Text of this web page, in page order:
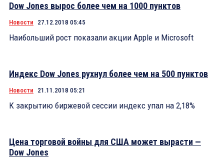
Dow Jones вырос более чем на 1000 пунктов
Новости 27.12.2018 05:45
Наибольший рост показали акции Apple и Microsoft
Индекс Dow Jones рухнул более чем на 500 пунктов
Новости 21.11.2018 05:21
К закрытию биржевой сессии индекс упал на 2,18%
Цена торговой войны для США может вырасти —
Dow Jones